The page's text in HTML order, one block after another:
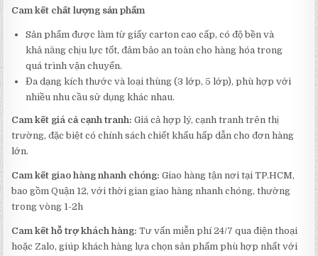
Cam kết chất lượng sản phẩm
Sản phẩm được làm từ giấy carton cao cấp, có độ bền và
khả năng chịu lực tốt, đảm bảo an toàn cho hàng hóa trong
quá trình vận chuyển.
Đa dạng kích thước và loại thùng (3 lớp, 5 lớp), phù hợp với
nhiều nhu cầu sử dụng khác nhau.
Cam kết giá cả cạnh tranh: Giá cả hợp lý, cạnh tranh trên thị
trường, đặc biệt có chính sách chiết khấu hấp dẫn cho đơn hàng
lớn.
Cam kết giao hàng nhanh chóng: Giao hàng tận nơi tại TP.HCM,
bao gồm Quận 12, với thời gian giao hàng nhanh chóng, thường
trong vòng 1-2h
Cam kết hỗ trợ khách hàng: Tư vấn miễn phí 24/7 qua điện thoại
hoặc Zalo, giúp khách hàng lựa chọn sản phẩm phù hợp nhất với